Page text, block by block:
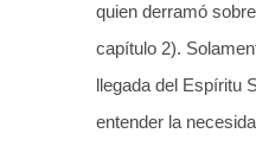
quien derramó
capítulo 2).
llegada del Espíritu
entender la